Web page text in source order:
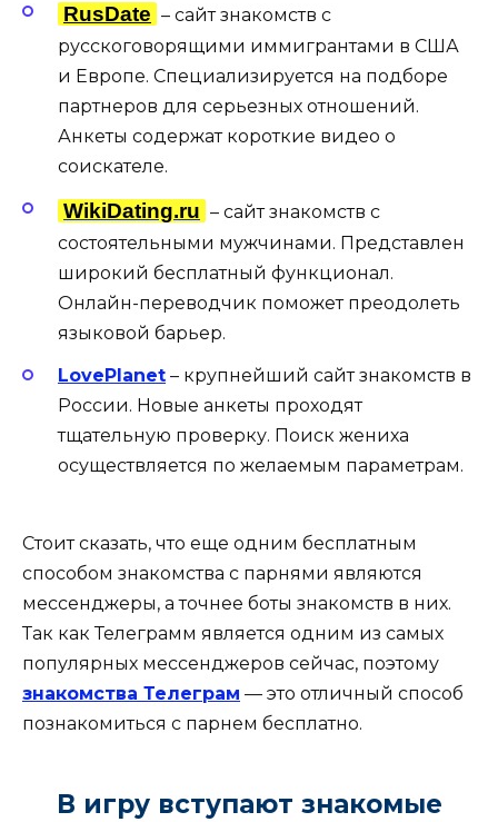
RusDate – сайт знакомств с
русскоговорящими иммигрантами в США
и Европе. Специализируется на подборе
партнеров для серьезных отношений.
Анкеты содержат короткие видео о
соискателе.
WikiDating.ru – сайт знакомств с
состоятельными мужчинами. Представлен
широкий бесплатный функционал.
Онлайн-переводчик поможет преодолеть
языковой барьер.
LovePlanet – крупнейший сайт знакомств в
России. Новые анкеты проходят
тщательную проверку. Поиск жениха
осуществляется по желаемым параметрам.
Стоит сказать, что еще одним бесплатным
способом знакомства с парнями являются
мессенджеры, а точнее боты знакомств в них.
Так как Телеграмм является одним из самых
популярных мессенджеров сейчас, поэтому
знакомства Телеграм — это отличный способ
познакомиться с парнем бесплатно.
В игру вступают знакомые